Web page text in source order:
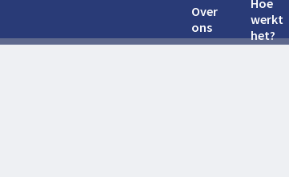
Over
ons
Hoe
werkt
het?